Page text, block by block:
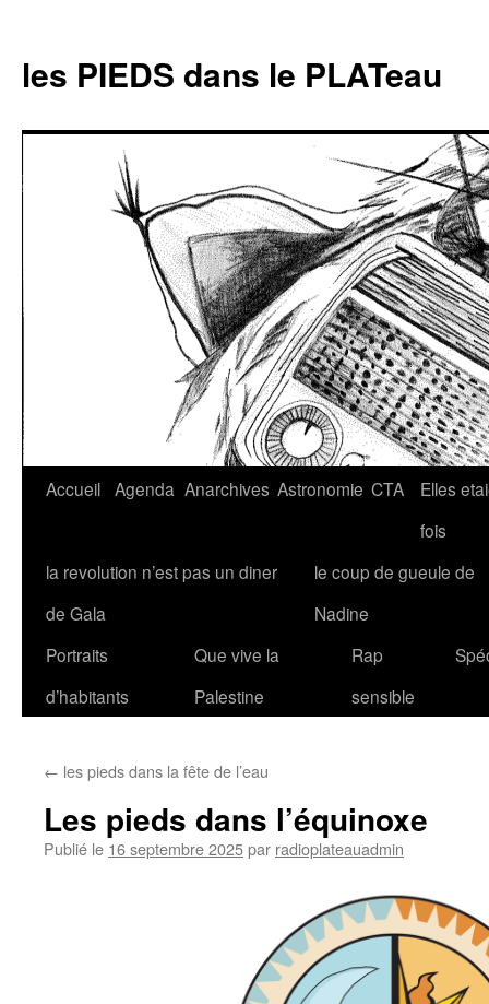
contenu
les PIEDS dans le PLATeau
Accueil Agenda Anarchives Astronomie CTA
Elles
fois
la revolution n’est pas un diner
de Gala
le coup de gueule de
Nadine
Portraits
d’habitants
Que vive la
Palestine
Rap
sensible
← les pieds dans la fête de l’eau
Les pieds dans l’équinoxe
Publié le 16 septembre 2025par radioplateauadmin